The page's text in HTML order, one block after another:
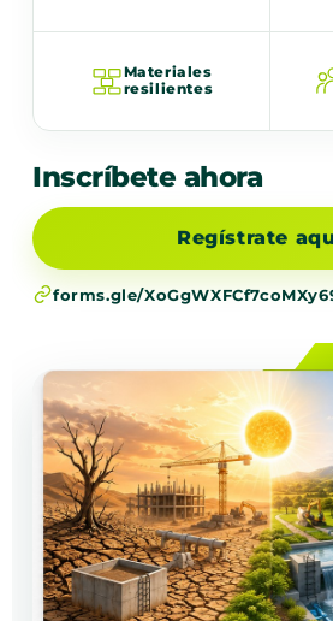
Materiales
resilientes
Inscríbete ahora
Regístrate
forms.gle/